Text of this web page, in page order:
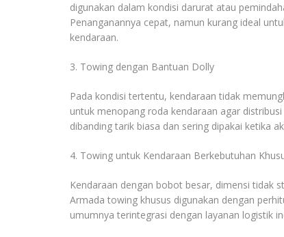
digunakan dalam kondisi darurat atau
Penanganannya cepat, namun kurang ideal
kendaraan.
3. Towing dengan Bantuan Dolly
Pada kondisi tertentu, kendaraan tidak
untuk menopang roda kendaraan agar
dibanding tarik biasa dan sering dipakai ketika
4. Towing untuk Kendaraan Berkebutuhan
Kendaraan dengan bobot besar, dimensi tidak
Armada towing khusus digunakan dengan
umumnya terintegrasi dengan layanan logistik